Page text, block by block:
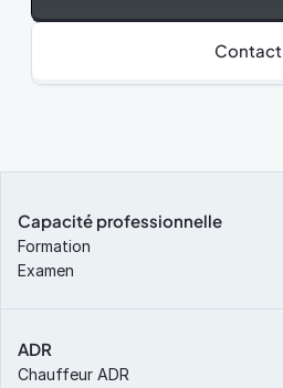
Contact
Capacité professionnelle
Formation
Examen
ADR
Chauffeur ADR